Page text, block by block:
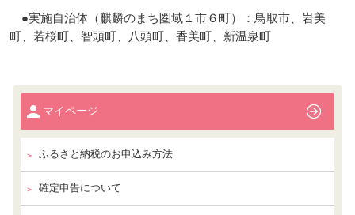
●実施自治体（麒麟のまち圏域１市６町）：鳥取市、岩美
町、若桜町、智頭町、八頭町、香美町、新温泉町
マイページ
ふるさと納税のお申込み方法
確定申告について